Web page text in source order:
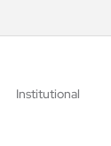
Institutional